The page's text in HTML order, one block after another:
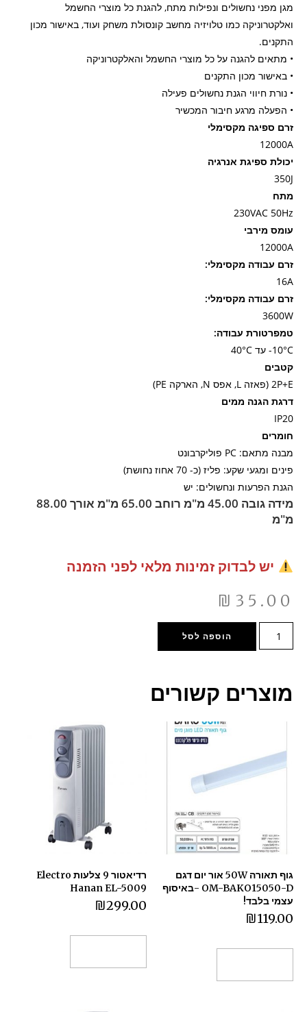
מגן מפני נחשולים ונפילות מתח, להגנת כל מוצרי החשמל
ואלקטרוניקה כמו טלויזיה מחשב קונסולת משחק ועוד, באישור מכון
התקנים.
• מתאים להגנה על כל מוצרי החשמל והאלקטרוניקה
• באישור מכון התקנים
• נורת חיווי הגנת נחשולים פעילה
• הפעלה מרגע חיבור המכשיר
זרם ספיגה מקסימלי
12000A
יכולת ספיגת אנרגיה
350J
מתח
230VAC 50Hz
עומס מירבי
12000A
זרם עבודה מקסימלי:
16A
זרם עבודה מקסימלי:
3600W
טמפרטורת עבודה:
10°C- עד 40°C
קטבים
2P+E (פאזה L, אפס N, הארקה PE)
דרגת הגנה ממים
IP20
חומרים
מבנה מתאם: PC פוליקרבונט
פינים ומגעי שקע: פליז (כ- 70 אחוז נחושת)
הגנת הפרעות ונחשולים: יש
מידה גובה 45.00 מ"מ רוחב 65.00 מ"מ אורך 88.00
מ"מ
יש לבדוק זמינות מלאי לפני הזמנה
₪ 35.00
הוספה לסל
מוצרים קשורים
גוף תאורה 50W אור יום דגם
OM-BAKO15050-D -באיסוף
עצמי בלבד!
₪119.00
רדיאטור ‏9 ‏צלעות Electro
Hanan EL-5009
₪299.00